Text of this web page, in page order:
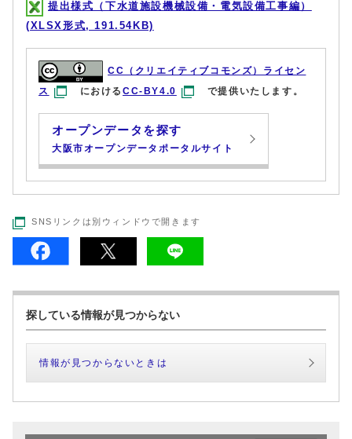
提出様式（下水道施設機械設備・電気設備工事編）
(XLSX形式, 191.54KB)
CC（クリエイティブコモンズ）ライセン
ス
におけるCC-BY4.0 で提供いたします。
オープンデータを探す
大阪市オープンデータポータルサイト
SNSリンクは別ウィンドウで開きます
探している情報が見つからない
情報が見つからないときは